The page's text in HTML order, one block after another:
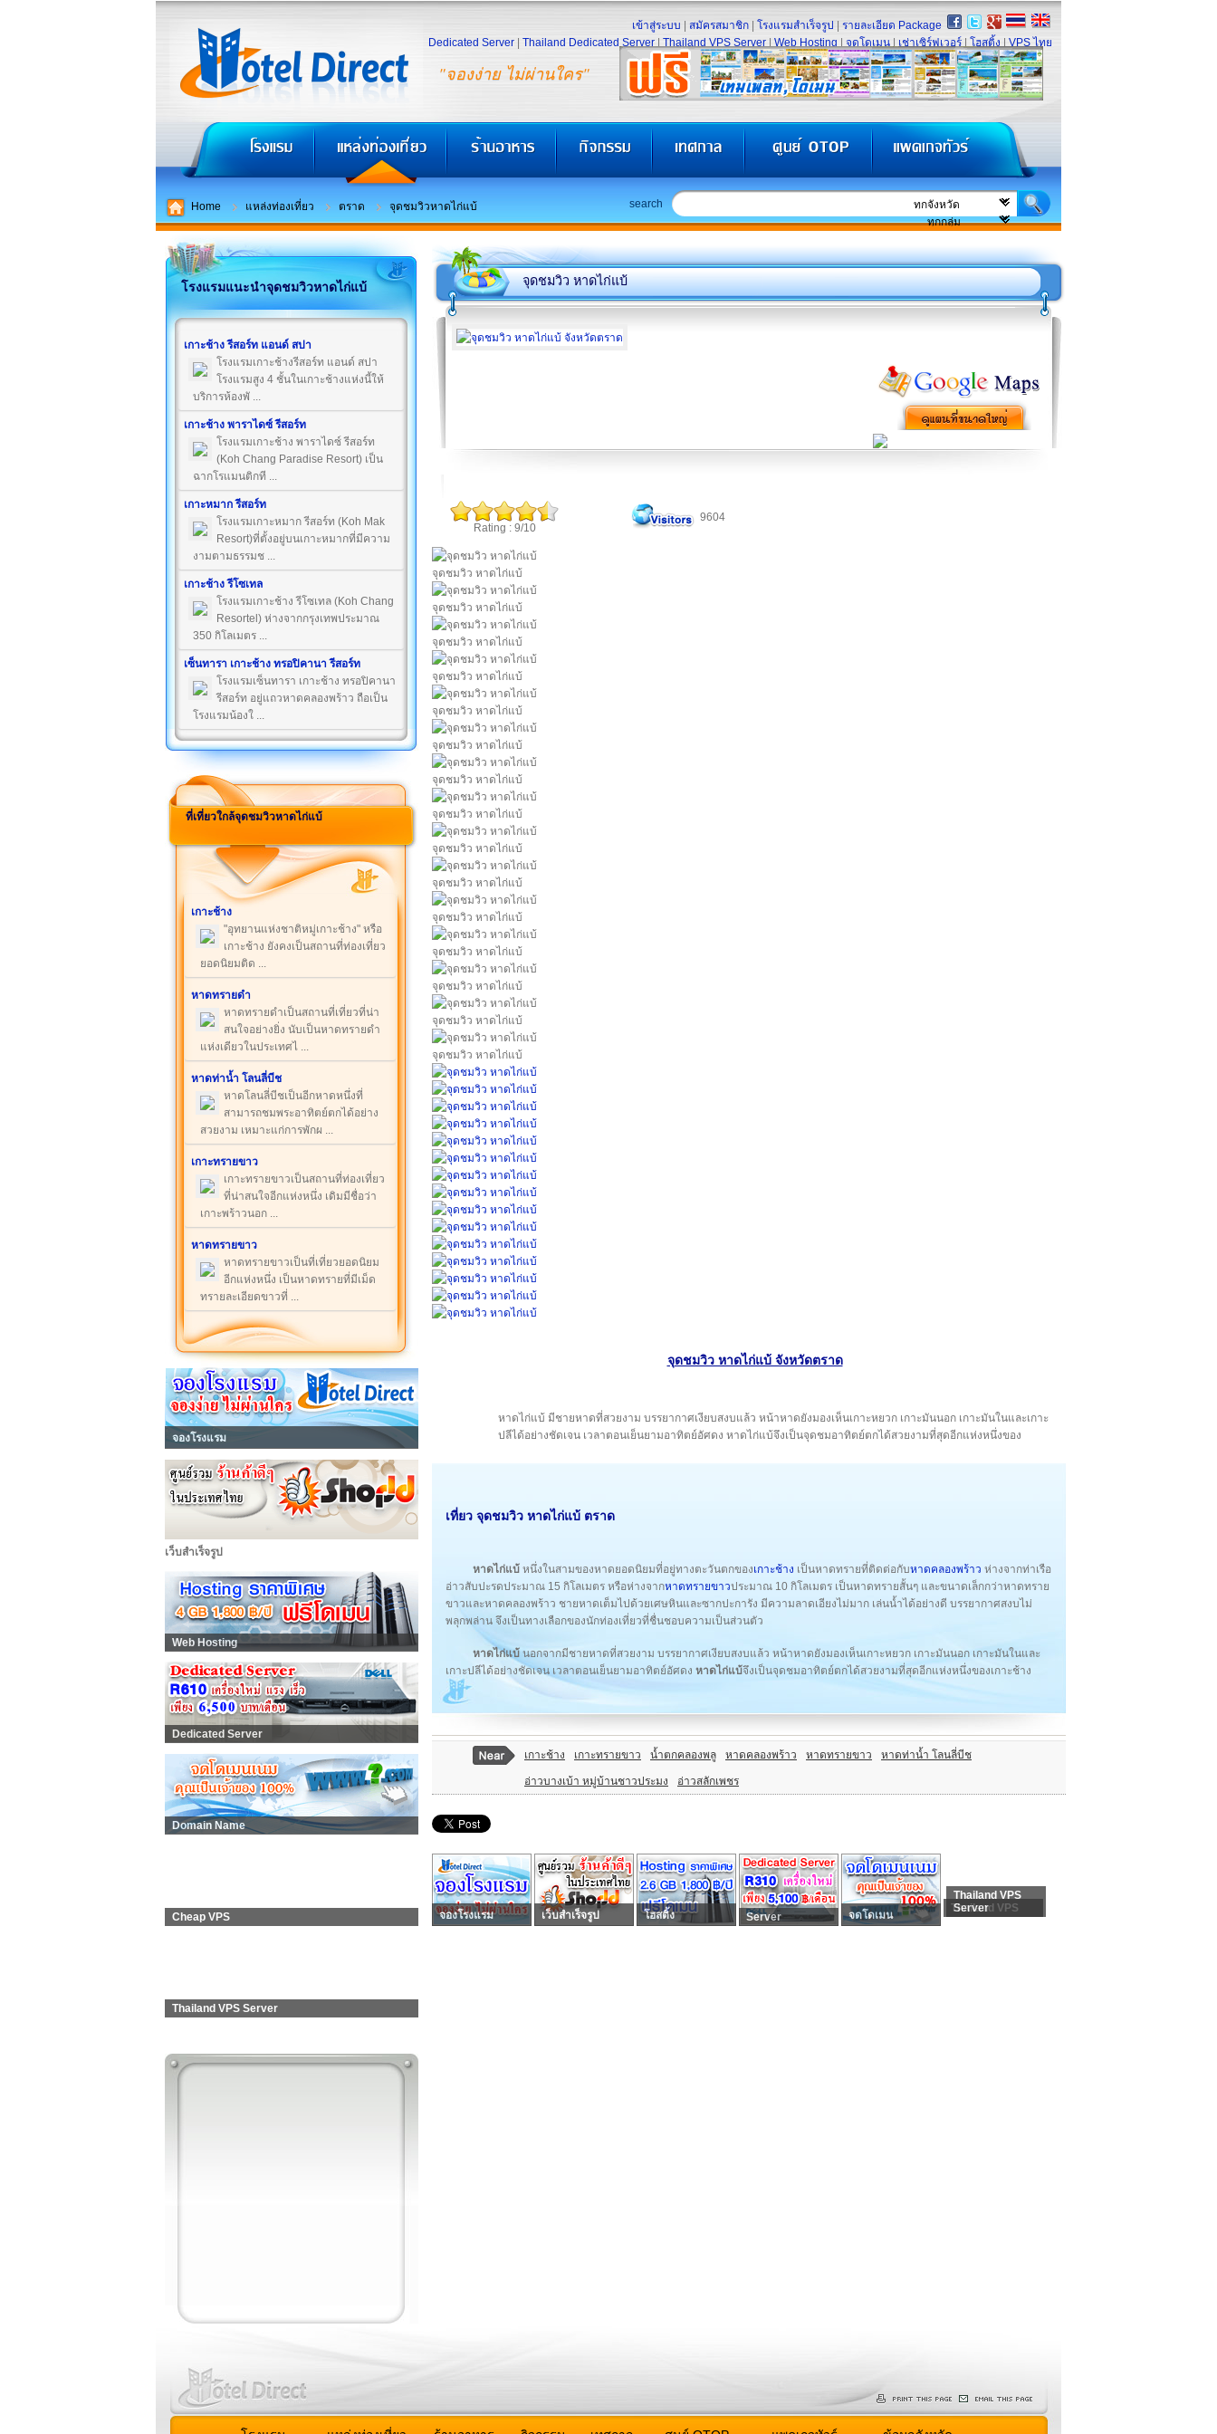
"จองง่าย ไม่ผ่านใคร"
เข้าสู่ระบบ สมัครสมาชิก โรงแรมสำเร็จรูป
รายละเอียด Package
Dedicated Server
Thailand Dedicated Server Thailand VPS Server Web Hosting จดโดเมน เช่าเซิร์ฟเวอร์ โฮสติ้ง VPS ไทย
Home แหล่งท่องเที่ยว ตราด จุดชมวิวหาดไก่แบ้ search
โรงแรมแนะนำจุดชมวิวหาดไก่แบ้
เกาะช้าง รีสอร์ท แอนด์ สปา
โรงแรมเกาะช้างรีสอร์ท แอนด์ สปา
โรงแรมสูง 4 ชั้นในเกาะช้างแห่งนี้ให้
บริการห้องพั ...
เกาะช้าง พาราไดซ์ รีสอร์ท
โรงแรมเกาะช้าง พาราไดซ์ รีสอร์ท
(Koh Chang Paradise Resort) เป็น
ฉากโรแมนติกที ...
เกาะหมาก รีสอร์ท
โรงแรมเกาะหมาก รีสอร์ท (Koh Mak
Resort)ที่ตั้งอยู่บนเกาะหมากที่มีความ
งามตามธรรมช ...
เกาะช้าง รีโซเทล
โรงแรมเกาะช้าง รีโซเทล (Koh Chang
Resortel) ห่างจากกรุงเทพประมาณ
350 กิโลเมตร ...
เซ็นทารา เกาะช้าง ทรอปิคานา รีสอร์ท
โรงแรมเซ็นทารา เกาะช้าง ทรอปิคานา
รีสอร์ท อยู่แถวหาดคลองพร้าว ถือเป็น
โรงแรมน้องใ ...
ที่เที่ยวใกล้จุดชมวิวหาดไก่แบ้
เกาะช้าง
"อุทยานแห่งชาติหมู่เกาะช้าง" หรือ
เกาะช้าง ยังคงเป็นสถานที่ท่องเที่ยว
ยอดนิยมติด ...
หาดทรายดำ
หาดทรายดำเป็นสถานที่เที่ยวที่น่า
สนใจอย่างยิ่ง นับเป็นหาดทรายดำ
แห่งเดียวในประเทศไ ...
หาดท่าน้ำ โลนลี่บีช
หาดโลนลี่บีชเป็นอีกหาดหนึ่งที่
สามารถชมพระอาทิตย์ตกได้อย่าง
สวยงาม เหมาะแก่การพักผ ...
เกาะทรายขาว
เกาะทรายขาวเป็นสถานที่ท่องเที่ยว
ที่น่าสนใจอีกแห่งหนึ่ง เดิมมีชื่อว่า
เกาะพร้าวนอก ...
หาดทรายขาว
หาดทรายขาวเป็นที่เที่ยวยอดนิยม
อีกแห่งหนึ่ง เป็นหาดทรายที่มีเม็ด
ทรายละเอียดขาวที่ ...
จองโรงแรม
เว็บสำเร็จรูป
Web Hosting
Dedicated Server
Domain Name
Cheap VPS
Thailand VPS Server
จุดชมวิว หาดไก่แบ้
Rating : 9/10
9604
จุดชมวิว หาดไก่แบ้
จุดชมวิว หาดไก่แบ้
จุดชมวิว หาดไก่แบ้
จุดชมวิว หาดไก่แบ้
จุดชมวิว หาดไก่แบ้
จุดชมวิว หาดไก่แบ้
จุดชมวิว หาดไก่แบ้
จุดชมวิว หาดไก่แบ้
จุดชมวิว หาดไก่แบ้
จุดชมวิว หาดไก่แบ้
จุดชมวิว หาดไก่แบ้
จุดชมวิว หาดไก่แบ้
จุดชมวิว หาดไก่แบ้
จุดชมวิว หาดไก่แบ้
จุดชมวิว หาดไก่แบ้
จุดชมวิว หาดไก่แบ้ จังหวัดตราด
หาดไก่แบ้ มีชายหาดที่สวยงาม บรรยากาศเงียบสงบแล้ว หน้าหาดยังมองเห็นเกาะหยวก เกาะมันนอก เกาะมันในและเกาะ
ปลีได้อย่างชัดเจน เวลาตอนเย็นยามอาทิตย์อัศดง หาดไก่แบ้จึงเป็นจุดชมอาทิตย์ตกได้สวยงามที่สุดอีกแห่งหนึ่งของ
เที่ยว จุดชมวิว หาดไก่แบ้ ตราด
หาดไก่แบ้ หนึ่งในสามของหาดยอดนิยมที่อยู่ทางตะวันตกของเกาะช้าง เป็นหาดทรายที่ติดต่อกับหาดคลองพร้าว ห่างจากท่าเรือ
อ่าวสับปะรดประมาณ 15 กิโลเมตร หรือห่างจากหาดทรายขาวประมาณ 10 กิโลเมตร เป็นหาดทรายสั้นๆ และขนาดเล็กกว่าหาดทราย
ขาวและหาดคลองพร้าว ชายหาดเต็มไปด้วยเศษหินและซากปะการัง มีความลาดเอียงไม่มาก เล่นน้ำได้อย่างดี บรรยากาศสงบไม่
พลุกพล่าน จึงเป็นทางเลือกของนักท่องเที่ยวที่ชื่นชอบความเป็นส่วนตัว
หาดไก่แบ้นอกจากมีชายหาดที่สวยงาม บรรยากาศเงียบสงบแล้ว หน้าหาดยังมองเห็นเกาะหยวก เกาะมันนอก เกาะมันในและ
เกาะปลีได้อย่างชัดเจน เวลาตอนเย็นยามอาทิตย์อัศดง หาดไก่แบ้จึงเป็นจุดชมอาทิตย์ตกได้สวยงามที่สุดอีกแห่งหนึ่งของเกาะช้าง
เกาะช้าง เกาะทรายขาว น้ำตกคลองพลู หาดคลองพร้าว หาดทรายขาว หาดท่าน้ำ โลนลี่บีช
อ่าวบางเบ้า หมู่บ้านชาวประมง อ่าวสลักเพชร
จองโรงแรม เว็บสำเร็จรูป โฮสติ้ง Server จดโดเมน
Thailand VPS
Thailand VPS
Server